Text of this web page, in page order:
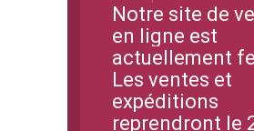
Notre site de
en ligne est
actuellement
Les ventes et
expéditions
reprendront le